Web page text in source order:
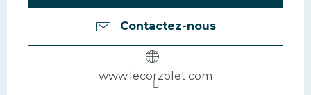
Contactez-nous
www.lecorzolet.com